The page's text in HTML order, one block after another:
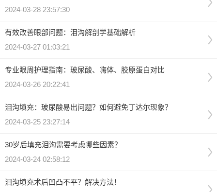
2024-03-28 23:57:30
有效改善眼部问题：泪沟解剖学基础解析
2024-03-27 01:03:21
专业眼周护理指南：玻尿酸、嗨体、胶原蛋白对比
2024-03-26 20:22:41
泪沟填充：玻尿酸易出问题？如何避免丁达尔现象？
2024-03-25 23:27:14
30岁后填充泪沟需要考虑哪些因素？
2024-03-24 02:58:12
泪沟填充术后凹凸不平？解决方法！